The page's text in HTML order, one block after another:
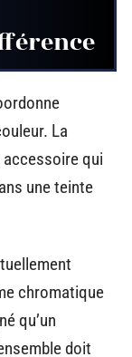
La
qui
une teinte
chromatique
qu’un
doit